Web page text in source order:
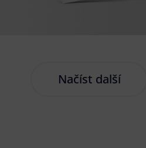
Načíst další